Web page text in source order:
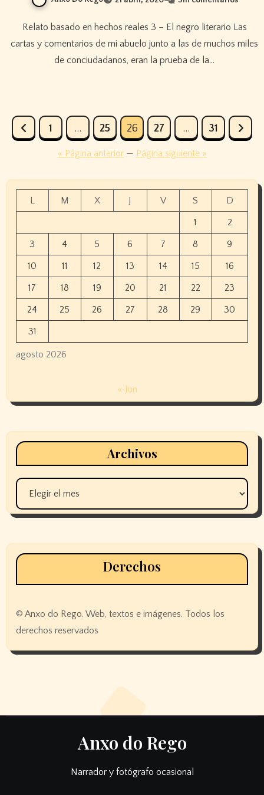
Relato basado en hechos reales 3 – El negro literario Las
cartas y comentarios de mi abuelo junto a las de muchos miles
de conciudadanos, eran la prueba de la…
Paginación
entradas
1 … 25 26 27 … 31
« Página anterior— Página siguiente »
agosto 2026
L M X J V S D
1 2
3 4 5 6 7 8 9
10 11 12 13 14 15 16
17 18 19 20 21 22 23
24 25 26 27 28 29 30
31
« Jun
Archivos
Archivos
Derechos
© Anxo do Rego. Web, textos e imágenes. Todos los
derechos reservados
Anxo do Rego
Narrador y fotógrafo ocasional